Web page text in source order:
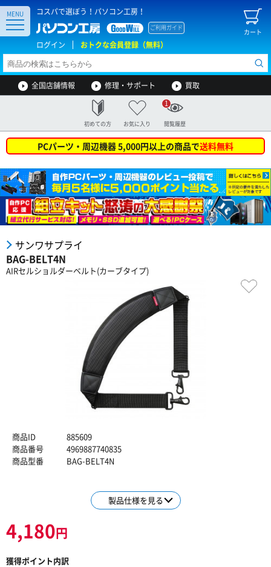
コスパで選ぼう！パソコン工房！
カート
ご利用ガイド
ログイン おトクな会員登録（無料）
MENU
全国店舗情報 修理・サポート 買取
初めての方 お気に入り 閲覧履歴
1
PCパーツ・周辺機器 5,000円以上の商品で送料無料
サンワサプライ
BAG-BELT4N
AIRセルショルダーベルト(カーブタイプ)
商品ID
885609
商品番号
4969887740835
商品型番
BAG-BELT4N
製品仕様を見る
4,180円
獲得ポイント内訳